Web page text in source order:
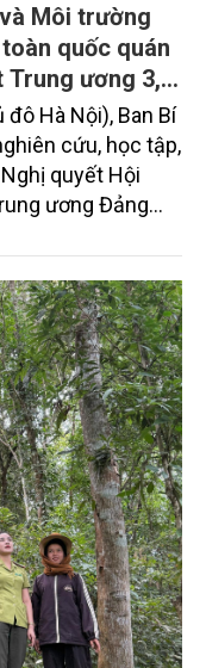
Môi trường
quốc quán
ương 3,
Hà Nội), Ban Bí
cứu, học tập,
quyết Hội
ương Đảng